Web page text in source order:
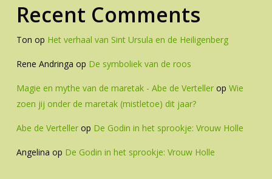
Recent Comments
Ton op Het verhaal van Sint Ursula en de Heiligenberg
Rene Andringa op De symboliek van de roos
Magie en mythe van de maretak - Abe de Vertellerop Wie
zoen jij onder de maretak (mistletoe) dit jaar?
Abe de Vertellerop De Godin in het sprookje: Vrouw Holle
Angelina op De Godin in het sprookje: Vrouw Holle